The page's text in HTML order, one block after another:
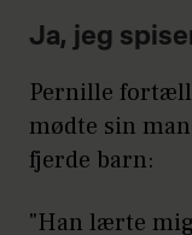
Ja, jeg
Pernille
mødte sin
fjerde barn:
"Han lærte